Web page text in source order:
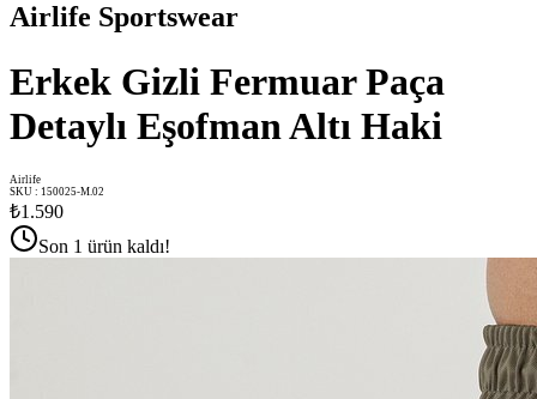
Airlife Sportswear
Erkek Gizli Fermuar Paça
Detaylı Eşofman Altı Haki
Airlife
SKU : 150025-M.02
₺1.590
Son 1 ürün kaldı!